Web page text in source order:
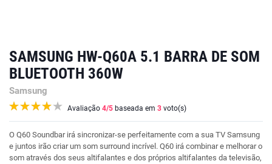
SAMSUNG HW-Q60A 5.1 BARRA DE SOM
BLUETOOTH 360W
Samsung
Avaliação 4/5 baseada em 3 voto(s)
O Q60 Soundbar irá sincronizar-se perfeitamente com a sua TV Samsung
e juntos irão criar um som surround incrível. Q60 irá combinar e melhorar o
som através dos seus altifalantes e dos próprios altifalantes da televisão,